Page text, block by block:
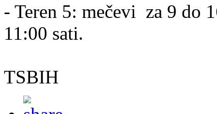
- Teren 5: mečevi za 9 do
11:00 sati.
TSBIH